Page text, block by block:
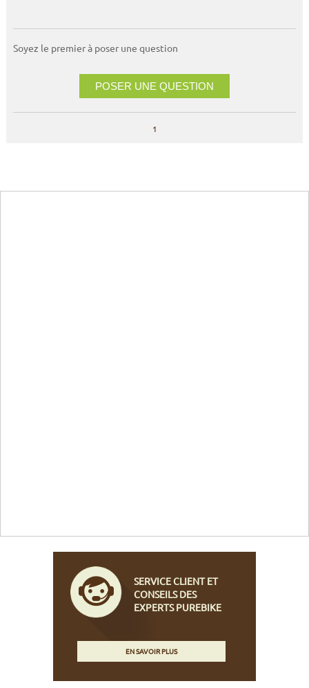
Soyez le premier à poser une question
POSER UNE QUESTION
1
SERVICE CLIENT ET
CONSEILS DES
EXPERTS PUREBIKE
EN SAVOIR PLUS